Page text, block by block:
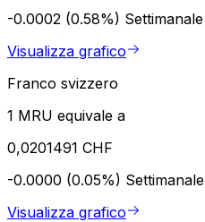
-0.0002 (0.58%) Settimanale
Visualizza grafico
Franco svizzero
1 MRU equivale a
0,0201491 CHF
-0.0000 (0.05%) Settimanale
Visualizza grafico